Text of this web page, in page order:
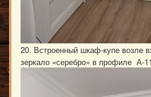
20. Встроенный шкаф-купе возле
зеркало «серебро» в профиле А-